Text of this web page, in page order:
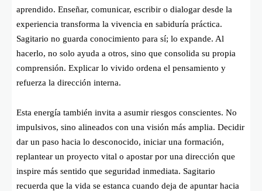
aprendido. Enseñar, comunicar, escribir o dialogar desde la
experiencia transforma la vivencia en sabiduría práctica.
Sagitario no guarda conocimiento para sí; lo expande. Al
hacerlo, no solo ayuda a otros, sino que consolida su propia
comprensión. Explicar lo vivido ordena el pensamiento y
refuerza la dirección interna.
Esta energía también invita a asumir riesgos conscientes. No
impulsivos, sino alineados con una visión más amplia. Decidir
dar un paso hacia lo desconocido, iniciar una formación,
replantear un proyecto vital o apostar por una dirección que
inspire más sentido que seguridad inmediata. Sagitario
recuerda que la vida se estanca cuando deja de apuntar hacia